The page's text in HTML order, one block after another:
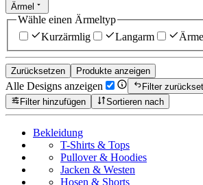
Ärmel
Wähle einen Ärmeltyp
Kurzärmlig
Langarm
Zurücksetzen Produkte anzeigen
Alle Designs anzeigen
Filter
Filter hinzufügen
Sortieren nach
Bekleidung
T-Shirts & Tops
Pullover & Hoodies
Jacken & Westen
Hosen & Shorts